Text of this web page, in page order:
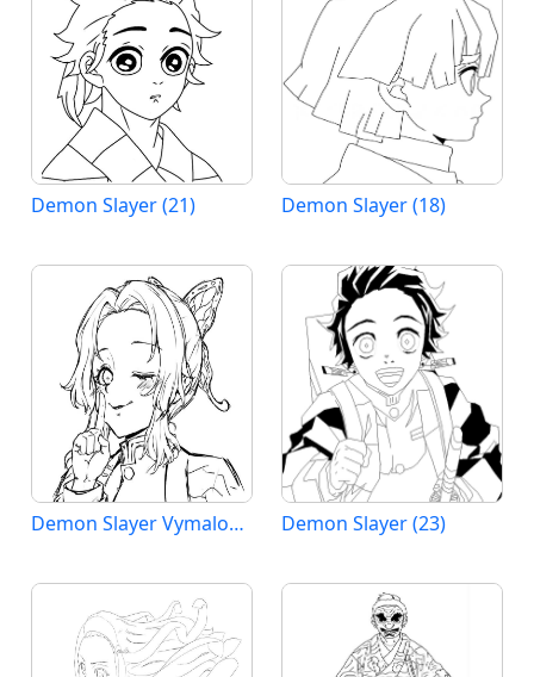
Demon Slayer (21) Demon Slayer (18)
Demon Slayer Vymalovatelné pro Děti Demon Slayer (23)